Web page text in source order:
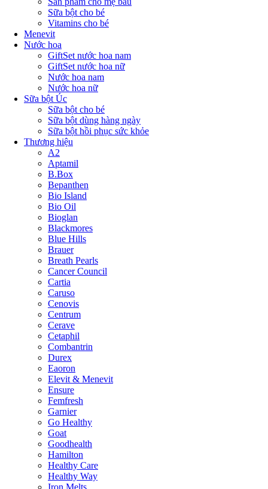
Sữa bột cho bé
Vitamins cho bé
Menevit
Nước hoa
GiftSet nước hoa nam
GiftSet nước hoa nữ
Nước hoa nam
Nước hoa nữ
Sữa bột Úc
Sữa bột cho bé
Sữa bột dùng hàng ngày
Sữa bột hồi phục sức khỏe
Thương hiệu
A2
Aptamil
B.Box
Bepanthen
Bio Island
Bio Oil
Bioglan
Blackmores
Blue Hills
Brauer
Breath Pearls
Cancer Council
Cartia
Caruso
Cenovis
Centrum
Cerave
Cetaphil
Combantrin
Durex
Eaoron
Elevit & Menevit
Ensure
Femfresh
Garnier
Go Healthy
Goat
Goodhealth
Hamilton
Healthy Care
Healthy Way